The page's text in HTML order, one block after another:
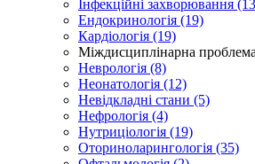
Інфекційні захворювання
Ендокринологія (19)
Кардіологія (19)
Міждисциплінарна
Неврологія (8)
Неонатологія (12)
Невідкладні стани (5)
Нефрологія (4)
Нутриціологія (19)
Оториноларингологія (35)